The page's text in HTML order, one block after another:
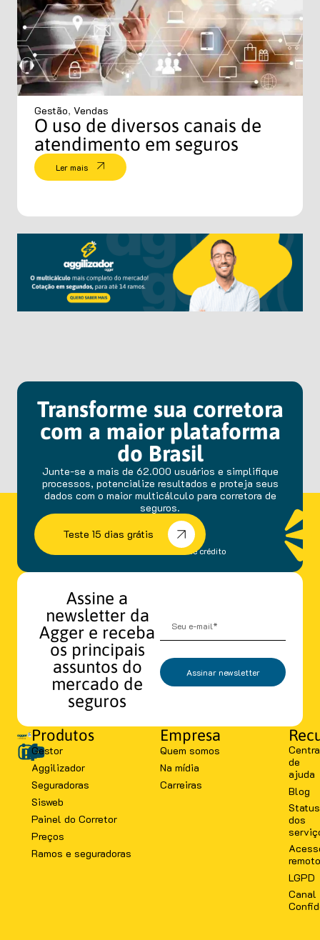
Gestão, Vendas
O uso de diversos canais de
atendimento em seguros
Ler mais
Transforme sua corretora
com a maior plataforma
do Brasil
Junte-se a mais de 62.000 usuários e simplifique
processos, potencialize resultados e proteja seus
dados com o maior multicálculo para corretora de
seguros.
Teste 15 dias grátis
sem fidelidade e cartão de crédito
Assine a
newsletter da
Agger e receba
os principais
assuntos do
mercado de
seguros
Assinar newsletter
Produtos
Gestor
Aggilizador
Seguradoras
Sisweb
Painel do Corretor
Preços
Ramos e seguradoras
Empresa
Quem somos
Na mídia
Carreiras
de
ajuda
Blog
Status
dos
remoto
LGPD
Canal